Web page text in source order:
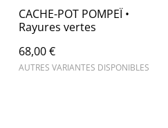
CACHE-POT POMPEÏ •
Rayures vertes
68,00 €
AUTRES VARIANTES DISPONIBLES